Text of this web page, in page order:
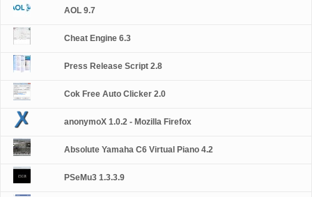
AOL 9.7
Cheat Engine 6.3
Press Release Script 2.8
Cok Free Auto Clicker 2.0
anonymoX 1.0.2 - Mozilla Firefox
Absolute Yamaha C6 Virtual Piano 4.2
PSeMu3 1.3.3.9